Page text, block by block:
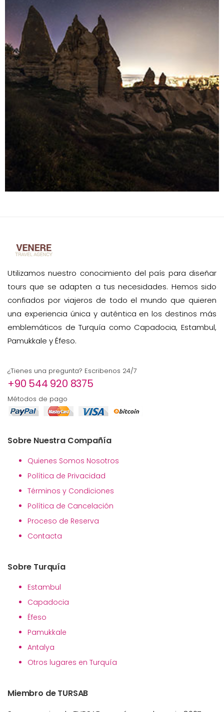
Utilizamos nuestro conocimiento del país para diseñar
tours que se adapten a tus necesidades. Hemos sido
confiados por viajeros de todo el mundo que quieren
una experiencia única y auténtica en los destinos más
emblemáticos de Turquía como Capadocia, Estambul,
Pamukkale y Éfeso.
¿Tienes una pregunta? Escribenos 24/7
+90 544 920 8375
Métodos de pago
Sobre Nuestra Compañía
Quienes Somos Nosotros
Política de Privacidad
Términos y Condiciones
Política de Cancelación
Proceso de Reserva
Contacta
Sobre Turquía
Estambul
Capadocia
Éfeso
Pamukkale
Antalya
Otros lugares en Turquía
Miembro de TURSAB